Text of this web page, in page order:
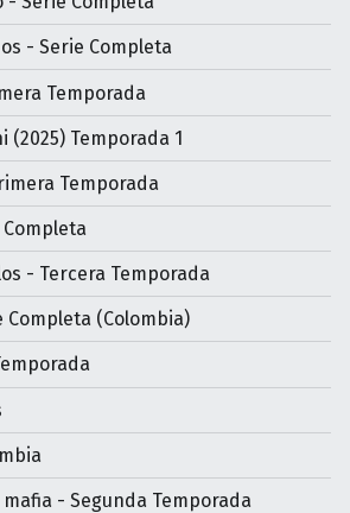
- Serie Completa
Temporada
(2025) Temporada 1
Temporada
- Tercera Temporada
Completa (Colombia)
- Segunda Temporada